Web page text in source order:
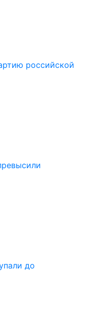
российской
до